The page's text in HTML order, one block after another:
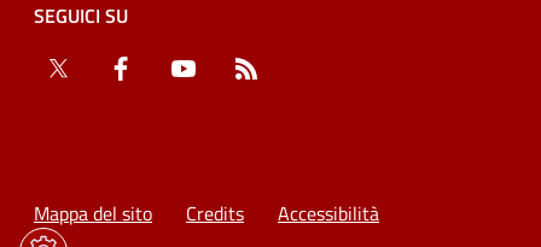
SEGUICI SU
Twitter
Facebook YouTube
Mappa del sito Credits Accessibilità